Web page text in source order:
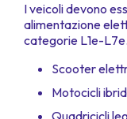
I veicoli devono
alimentazione
categorie L1e-
Scooter
Motocicli